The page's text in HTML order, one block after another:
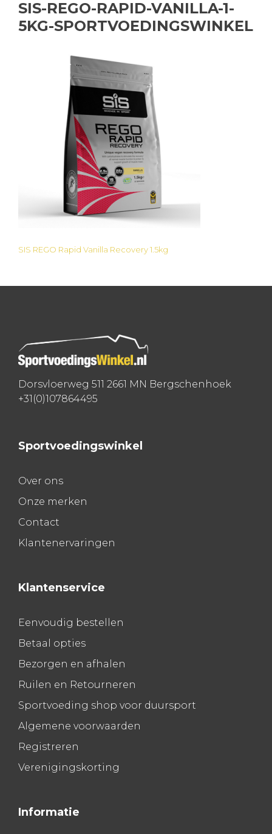
SIS-REGO-RAPID-VANILLA-1-
5KG-SPORTVOEDINGSWINKEL
Bericht
navigatie
SIS REGO Rapid Vanilla Recovery 1.5kg
Dorsvloerweg 511 2661 MN Bergschenhoek
+31(0)107864495
Sportvoedingswinkel
Over ons
Onze merken
Contact
Klantenervaringen
Klantenservice
Eenvoudig bestellen
Betaal opties
Bezorgen en afhalen
Ruilen en Retourneren
Sportvoeding shop voor duursport
Algemene voorwaarden
Registreren
Verenigingskorting
Informatie